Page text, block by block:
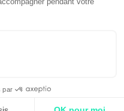
Mentions légales